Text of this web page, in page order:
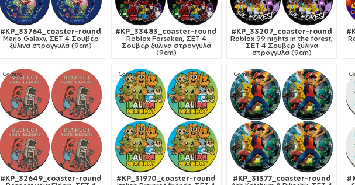
#KP_33764_coaster-round
Mario Galaxy, ΣΕΤ 4 Σουβέρ
ξύλινα στρογγυλά (9cm)
#KP_33483_coaster-round
Roblox Forsaken, ΣΕΤ 4
Σουβέρ ξύλινα στρογγυλά
(9cm)
#KP_33207_coaster-round
Roblox 99 nights in the forest,
ΣΕΤ 4 Σουβέρ ξύλινα
στρογγυλά (9cm)
Gaming
#KP_32649_coaster-round
Gaming
#KP_31970_coaster-round
Gaming
#KP_31377_coaster-round